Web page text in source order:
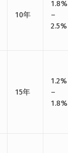
10年
1.8%
–
2.5%
15年
1.2%
–
1.8%